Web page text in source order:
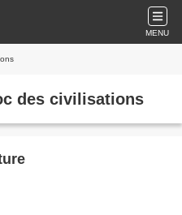
MENU
des civilisations